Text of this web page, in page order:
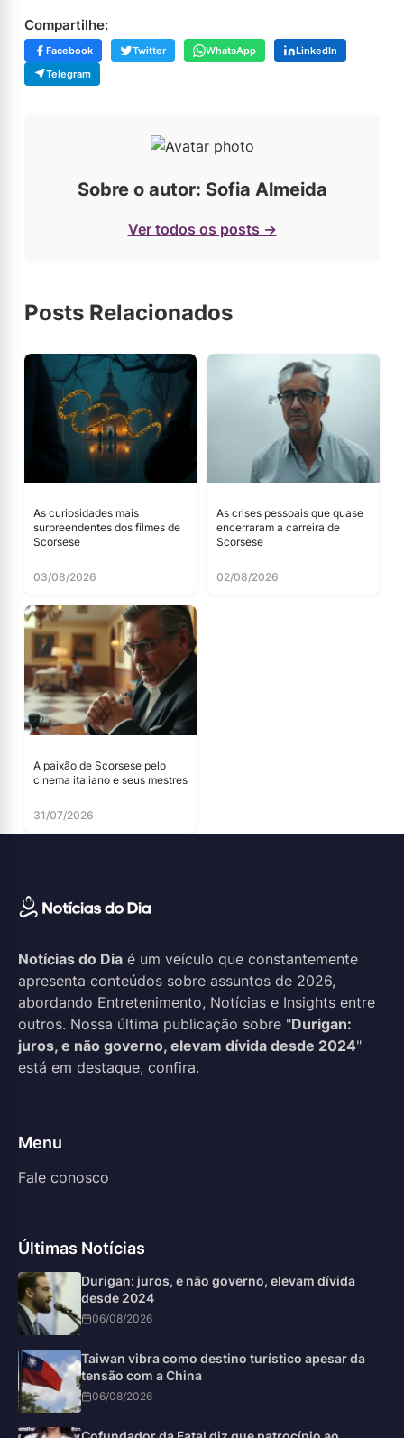
Compartilhe:
Facebook Twitter WhatsApp
LinkedIn
Telegram
Sobre o autor: Sofia Almeida
Ver todos os posts →
Posts Relacionados
As curiosidades mais
surpreendentes dos filmes de
Scorsese
03/08/2026
As crises pessoais que quase
encerraram a carreira de
Scorsese
02/08/2026
A paixão de Scorsese pelo
cinema italiano e seus mestres
31/07/2026
Notícias do Dia é um veículo que constantemente
apresenta conteúdos sobre assuntos de 2026,
abordando Entretenimento, Notícias e Insights entre
outros. Nossa última publicação sobre "Durigan:
juros, e não governo, elevam dívida desde 2024"
está em destaque, confira.
Menu
Fale conosco
Últimas Notícias
Durigan: juros, e não governo, elevam dívida
desde 2024
06/08/2026
Taiwan vibra como destino turístico apesar da
tensão com a China
06/08/2026